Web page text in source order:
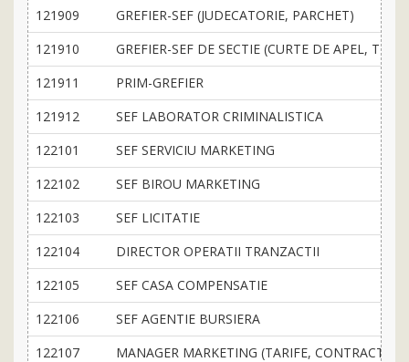
121909
GREFIER-SEF (JUDECATORIE, PARCHET)
121910
GREFIER-SEF DE SECTIE (CURTE DE APEL,
121911
PRIM-GREFIER
121912
SEF LABORATOR CRIMINALISTICA
122101
SEF SERVICIU MARKETING
122102
SEF BIROU MARKETING
122103
SEF LICITATIE
122104
DIRECTOR OPERATII TRANZACTII
122105
SEF CASA COMPENSATIE
122106
SEF AGENTIE BURSIERA
122107
MANAGER MARKETING (TARIFE, CONTRACTE,